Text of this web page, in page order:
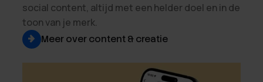
social content, altijd met een helder doel en in de
toon van je merk.
Meer over content & creatie